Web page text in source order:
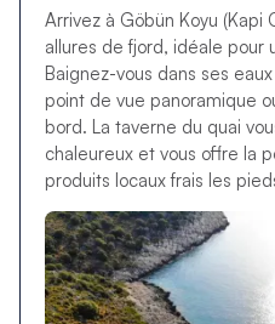
Arrivez à Göbün Koyu
allures de fjord, idéale
Baignez-vous dans ses
point de vue panoramique
bord. La taverne du quai
chaleureux et vous offre la
produits locaux frais les